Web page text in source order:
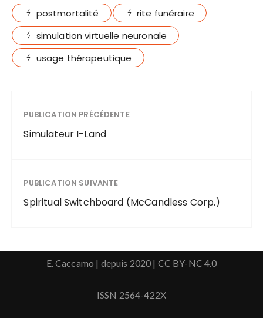
postmortalité
rite funéraire
simulation virtuelle neuronale
usage thérapeutique
PUBLICATION PRÉCÉDENTE
Simulateur I-Land
PUBLICATION SUIVANTE
Spiritual Switchboard (McCandless Corp.)
E. Caccamo | depuis 2020 | CC BY-NC 4.0
ISSN 2564-422X